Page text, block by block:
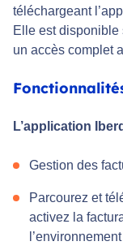
téléchargeant
Elle est disponible
un accès complet
L’application
Gestion des
Parcourez et
activez la